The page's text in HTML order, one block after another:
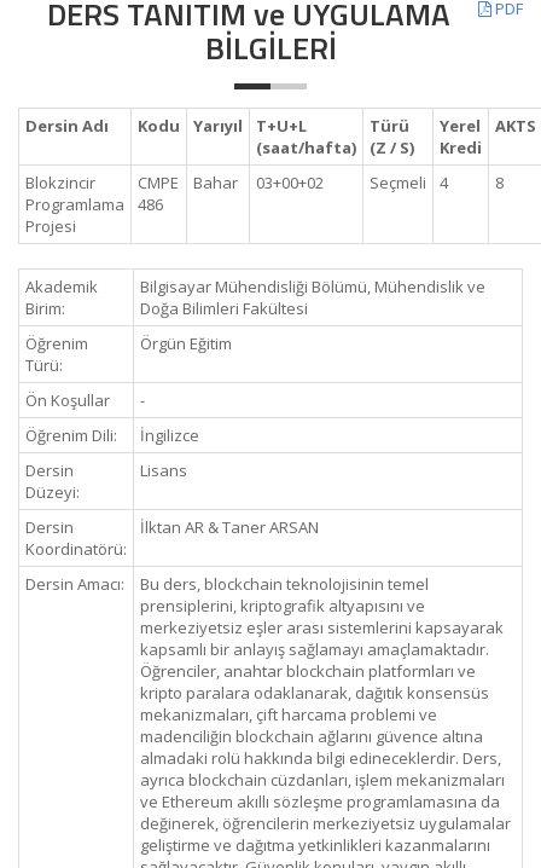
PDF
DERS TANITIM ve UYGULAMA
BİLGİLERİ
Dersin Adı Kodu Yarıyıl
T+U+L
(saat/hafta)
Türü
(Z / S)
Yerel
Kredi
AKTS
Blokzincir
Programlama
Projesi
CMPE
486
Bahar 03+00+02 Seçmeli 4 8
Akademik
Birim:
Bilgisayar Mühendisliği Bölümü, Mühendislik ve
Doğa Bilimleri Fakültesi
Öğrenim
Türü:
Örgün Eğitim
Ön Koşullar
-
Öğrenim Dili:
İngilizce
Dersin
Düzeyi:
Lisans
Dersin
Koordinatörü:
İlktan AR & Taner ARSAN
Dersin Amacı:
Bu ders, blockchain teknolojisinin temel
prensiplerini, kriptografik altyapısını ve
merkeziyetsiz eşler arası sistemlerini kapsayarak
kapsamlı bir anlayış sağlamayı amaçlamaktadır.
Öğrenciler, anahtar blockchain platformları ve
kripto paralara odaklanarak, dağıtık konsensüs
mekanizmaları, çift harcama problemi ve
madenciliğin blockchain ağlarını güvence altına
almadaki rolü hakkında bilgi edineceklerdir. Ders,
ayrıca blockchain cüzdanları, işlem mekanizmaları
ve Ethereum akıllı sözleşme programlamasına da
değinerek, öğrencilerin merkeziyetsiz uygulamalar
geliştirme ve dağıtma yetkinlikleri kazanmalarını